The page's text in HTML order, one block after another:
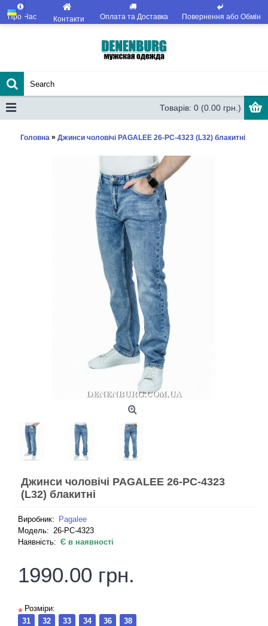
Про Нас Контакти Оплата та Доставка Повернення або Обмін
Товарів: 0 (0.00 грн.)
Головна » Джинси чоловічі PAGALEE 26-PC-4323 (L32) блакитні
Джинси чоловічі PAGALEE 26-PC-4323
(L32) блакитні
Виробник: Pagalee
Модель: 26-PC-4323
Наявність: Є в наявності
1990.00 грн.
* Розміри:
31
32 33 34 36 38